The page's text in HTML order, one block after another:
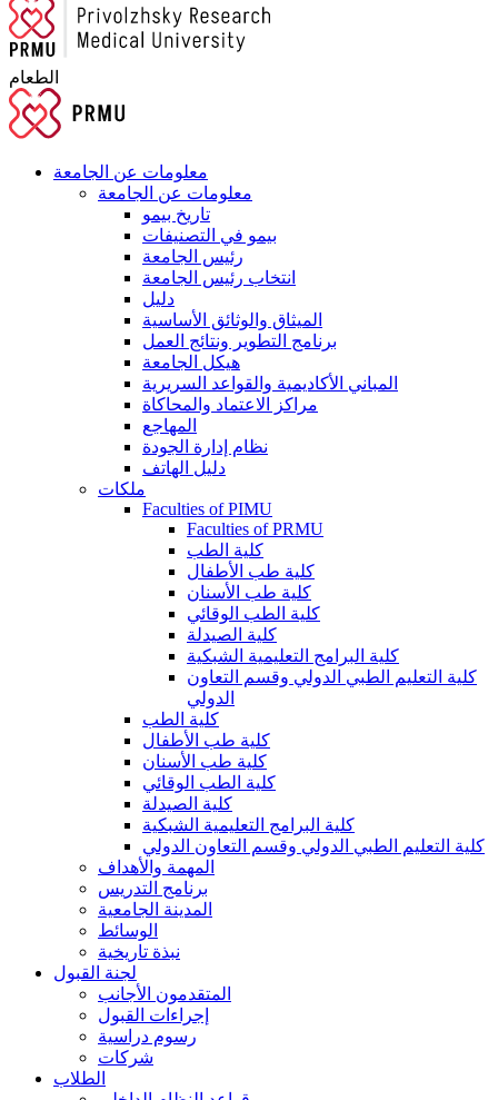
الطعام
معلومات عن الجامعة
معلومات عن الجامعة
تاريخ بيمو
بيمو في التصنيفات
رئيس الجامعة
انتخاب رئيس الجامعة
دليل
الميثاق والوثائق الأساسية
برنامج التطوير ونتائج العمل
هيكل الجامعة
المباني الأكاديمية والقواعد السريرية
مراكز الاعتماد والمحاكاة
المهاجع
نظام إدارة الجودة
دليل الهاتف
ملكات
Faculties of PIMU
Faculties of PRMU
كلية الطب
كلية طب الأطفال
كلية طب الأسنان
كلية الطب الوقائي
كلية الصيدلة
كلية البرامج التعليمية الشبكية
كلية التعليم الطبي الدولي وقسم التعاون
الدولي
كلية الطب
كلية طب الأطفال
كلية طب الأسنان
كلية الطب الوقائي
كلية الصيدلة
كلية البرامج التعليمية الشبكية
كلية التعليم الطبي الدولي وقسم التعاون الدولي
المهمة والأهداف
برنامج التدريس
المدينة الجامعية
الوسائط
نبذة تاريخية
لجنة القبول
المتقدمون الأجانب
إجراءات القبول
رسوم دراسية
شركات
الطلاب